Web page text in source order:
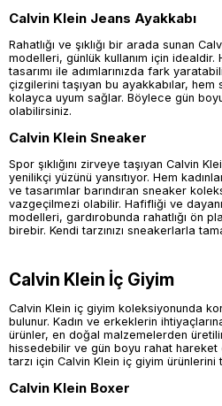
Calvin Klein Jeans Ayakkabı
Rahatlığı ve şıklığı bir arada sunan
modelleri, günlük kullanım için idealdir.
tasarımı ile adımlarınızda fark
çizgilerini taşıyan bu ayakkabılar,
kolayca uyum sağlar. Böylece gün
olabilirsiniz.
Calvin Klein Sneaker
Spor şıklığını zirveye taşıyan Calvin
yenilikçi yüzünü yansıtıyor. Hem
ve tasarımlar barındıran sneaker
vazgeçilmezi olabilir. Hafifliği ve
modelleri, gardırobunda rahatlığı ön
birebir. Kendi tarzınızı sneakerlarla
Calvin Klein İç Giyim
Calvin Klein iç giyim koleksiyonunda
bulunur. Kadın ve erkeklerin
ürünler, en doğal malzemelerden
hissedebilir ve gün boyu rahat
tarzı için Calvin Klein iç giyim
Calvin Klein Boxer